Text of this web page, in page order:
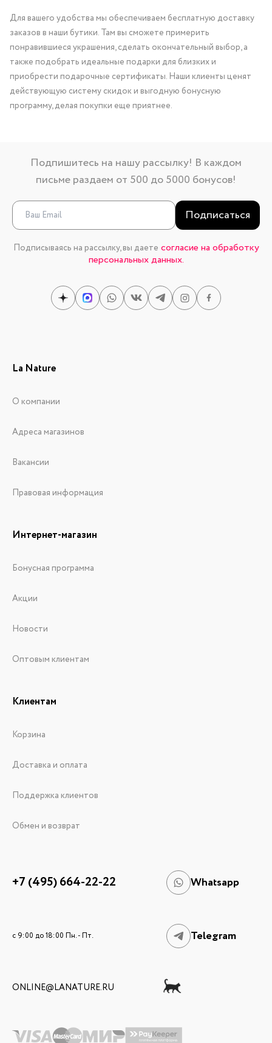
Для вашего удобства мы обеспечиваем бесплатную доставку
заказов в наши бутики. Там вы сможете примерить
понравившиеся украшения, сделать окончательный выбор, а
также подобрать идеальные подарки для близких и
приобрести подарочные сертификаты. Наши клиенты ценят
действующую систему скидок и выгодную бонусную
программу, делая покупки еще приятнее.
Подпишитесь на нашу рассылку! В каждом
письме раздаем от 500 до 5000 бонусов!
Подписаться
Подписываясь на рассылку, вы даете согласие на обработку
персональных данных.
La Nature
О компании
Адреса магазинов
Вакансии
Правовая информация
Интернет-магазин
Бонусная программа
Акции
Новости
Оптовым клиентам
Клиентам
Корзина
Доставка и оплата
Поддержка клиентов
Обмен и возврат
+7 (495) 664-22-22 Whatsapp
c 9:00 до 18:00 Пн. - Пт. Telegram
ONLINE@LANATURE.RU